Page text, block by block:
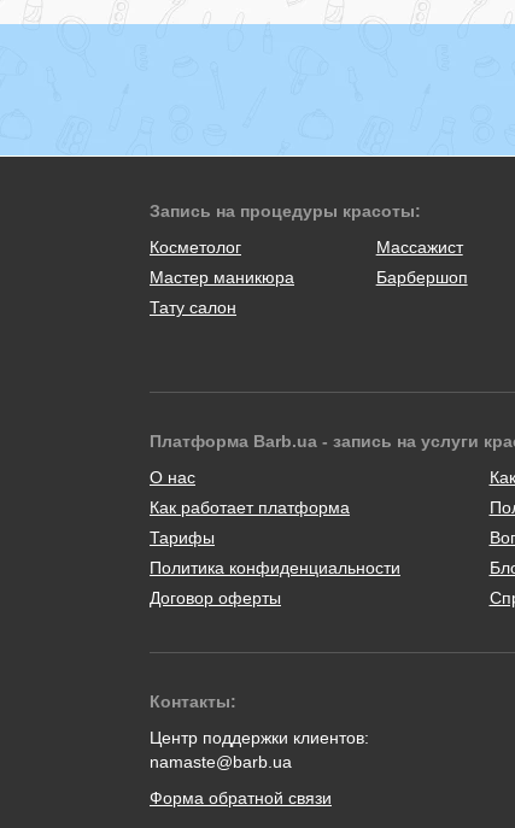
Запись на процедуры красоты:
Косметолог
Массажист
Мастер маникюра
Барбершоп
Тату салон
Платформа Barb.ua - запись на услуги
О нас
Как работает платформа
Тарифы
Политика конфиденциальности
Договор оферты
Контакты:
Центр поддержки клиентов:
namaste@barb.ua
Форма обратной связи